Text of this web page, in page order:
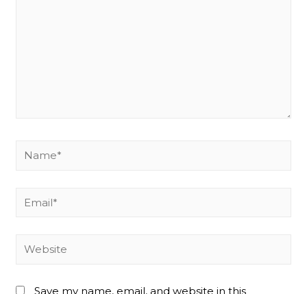
Name*
Email*
Website
Save my name, email, and website in this